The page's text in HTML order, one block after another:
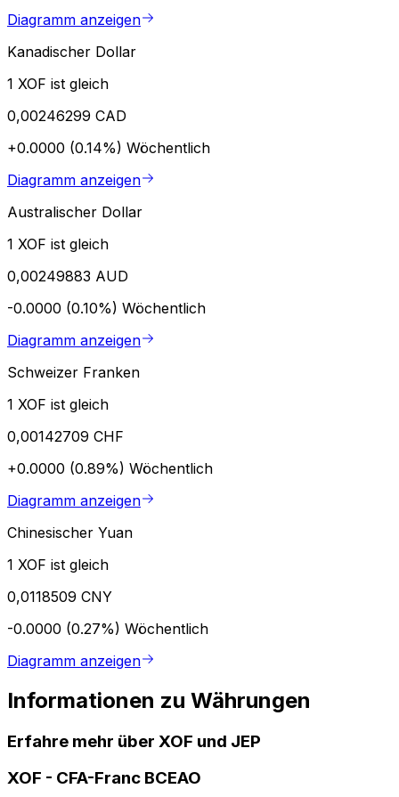
Diagramm anzeigen
Kanadischer Dollar
1 XOF ist gleich
0,00246299 CAD
+0.0000 (0.14%) Wöchentlich
Diagramm anzeigen
Australischer Dollar
1 XOF ist gleich
0,00249883 AUD
-0.0000 (0.10%) Wöchentlich
Diagramm anzeigen
Schweizer Franken
1 XOF ist gleich
0,00142709 CHF
+0.0000 (0.89%) Wöchentlich
Diagramm anzeigen
Chinesischer Yuan
1 XOF ist gleich
0,0118509 CNY
-0.0000 (0.27%) Wöchentlich
Diagramm anzeigen
Informationen zu Währungen
Erfahre mehr über XOF und JEP
XOF - CFA-Franc BCEAO